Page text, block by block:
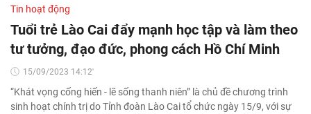
Tin hoạt động
Tuổi trẻ Lào Cai đẩy mạnh học tập và làm theo
tư tưởng, đạo đức, phong cách Hồ Chí Minh
15/09/2023 14:12'
“Khát vọng cống hiến - lẽ sống thanh niên” là chủ đề chương trình
sinh hoạt chính trị do Tỉnh đoàn Lào Cai tổ chức ngày 15/9, với sự